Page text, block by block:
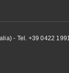
- Tel. +39 0422